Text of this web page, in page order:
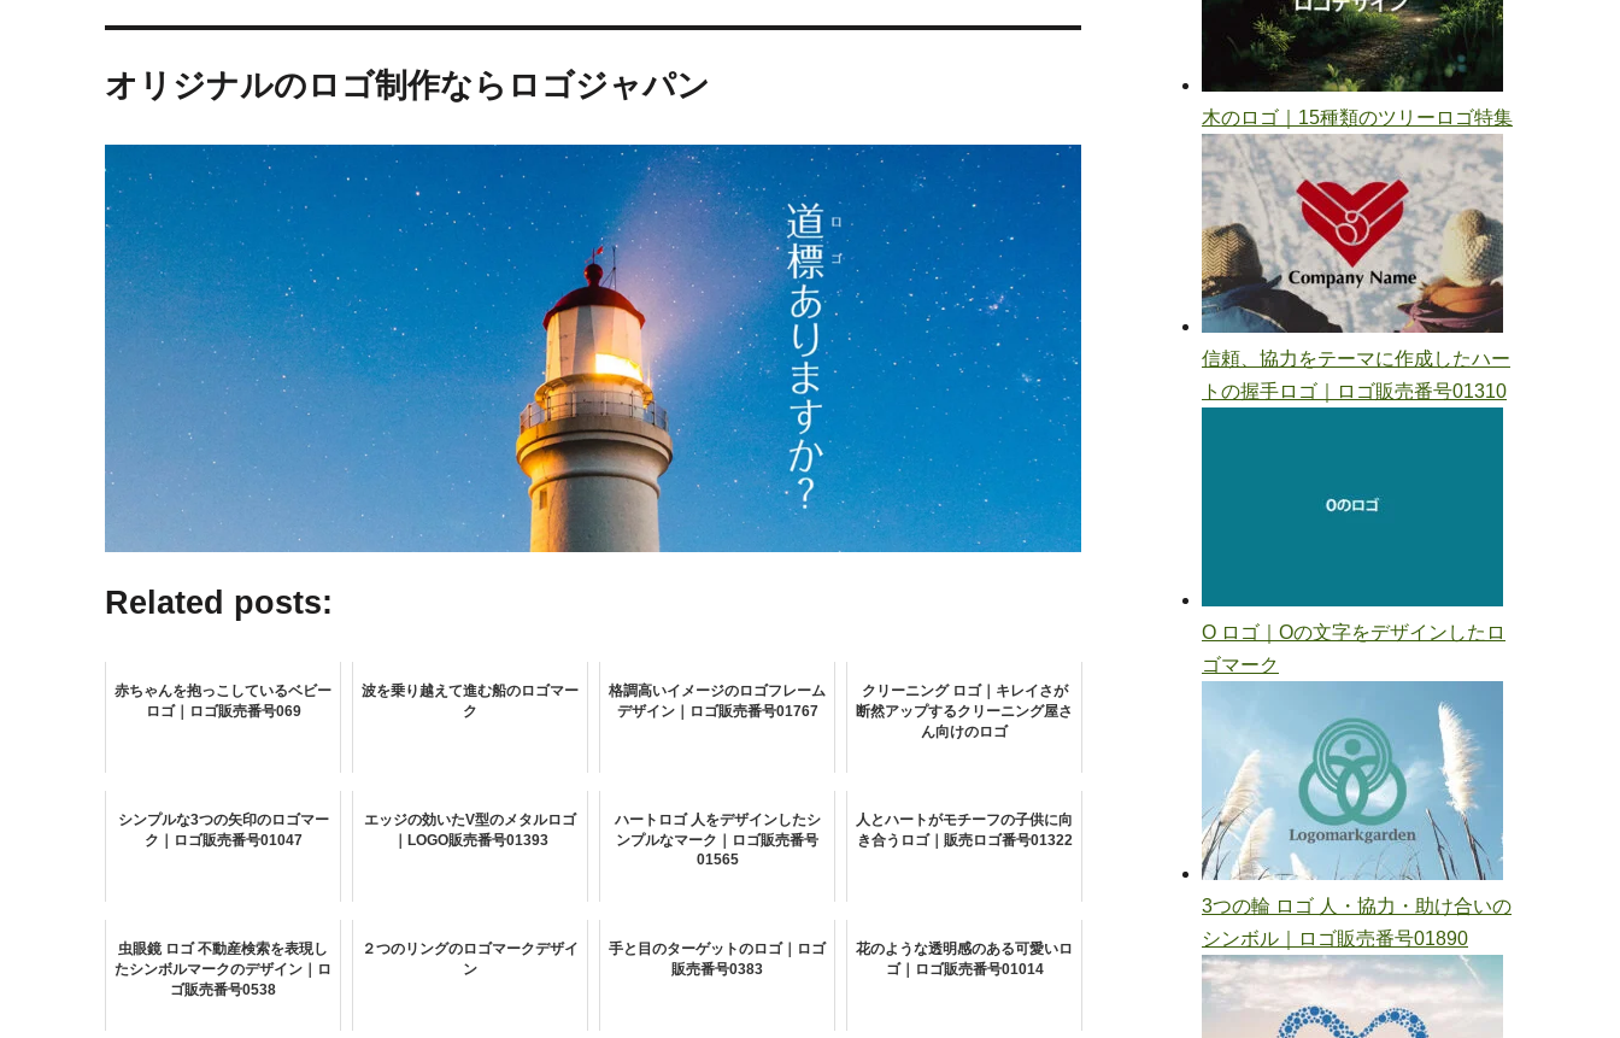
オリジナルのロゴ制作ならロゴジャパン
Related posts:
赤ちゃんを抱っこしているベビー
ロゴ｜ロゴ販売番号069
波を乗り越えて進む船のロゴマー
ク
格調高いイメージのロゴフレーム
デザイン｜ロゴ販売番号01767
クリーニング ロゴ｜キレイさが
断然アップするクリーニング屋さ
ん向けのロゴ
シンプルな3つの矢印のロゴマー
ク｜ロゴ販売番号01047
エッジの効いたV型のメタルロゴ
｜LOGO販売番号01393
ハートロゴ 人をデザインしたシ
ンプルなマーク｜ロゴ販売番号
01565
人とハートがモチーフの子供に向
き合うロゴ｜販売ロゴ番号01322
虫眼鏡 ロゴ 不動産検索を表現し
たシンボルマークのデザイン｜ロ
ゴ販売番号0538
２つのリングのロゴマークデザイ
ン
手と目のターゲットのロゴ｜ロゴ
販売番号0383
花のような透明感のある可愛いロ
ゴ｜ロゴ販売番号01014